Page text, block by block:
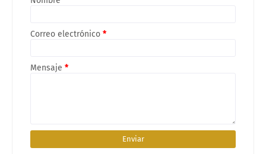
Correo electrónico *
Mensaje *